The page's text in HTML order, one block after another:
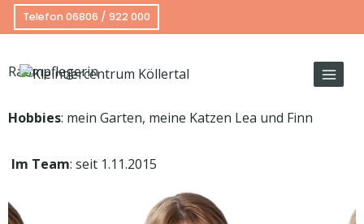
Telefon 06806 / 922 000
Frau Heike Raubuch
Raumpflegerin
Hobbies: mein Garten, meine Katzen Lea und Finn
Im Team: seit 1.11.2015